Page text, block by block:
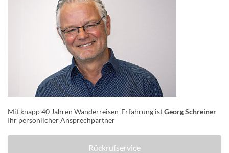
Mit knapp 40 Jahren Wanderreisen-Erfahrung istGeorg Schreiner
Ihr persönlicher Ansprechpartner
Rückrufservice